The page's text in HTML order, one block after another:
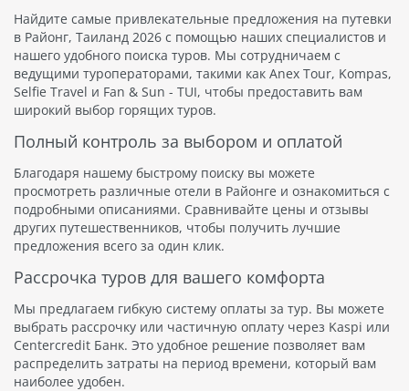
Найдите самые привлекательные предложения на путевки
в Районг, Таиланд 2026 с помощью наших специалистов и
нашего удобного поиска туров. Мы сотрудничаем с
ведущими туроператорами, такими как Anex Tour, Kompas,
Selfie Travel и Fan & Sun - TUI, чтобы предоставить вам
широкий выбор горящих туров.
Полный контроль за выбором и оплатой
Благодаря нашему быстрому поиску вы можете
просмотреть различные отели в Районге и ознакомиться с
подробными описаниями. Сравнивайте цены и отзывы
других путешественников, чтобы получить лучшие
предложения всего за один клик.
Рассрочка туров для вашего комфорта
Мы предлагаем гибкую систему оплаты за тур. Вы можете
выбрать рассрочку или частичную оплату через Kaspi или
Centercredit Банк. Это удобное решение позволяет вам
распределить затраты на период времени, который вам
наиболее удобен.